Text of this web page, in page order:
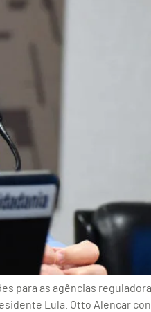
para as agências
Lula. Otto Alencar